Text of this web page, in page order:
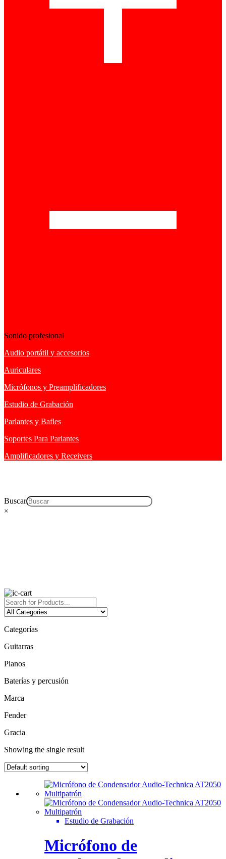
Sonido profesional
Audio portátil y accesorios
Auriculares
Micrófonos y Preamplificadores
Estudio de Grabación
Parlantes y Bafles
Soportes Para Parlantes
Amplificadores y Receivers
Buscar
×
Categorías
Guitarras
Pianos
Baterías y percusión
Marca
Fender
Gracia
Showing the single result
Estudio de Grabación
Micrófono de